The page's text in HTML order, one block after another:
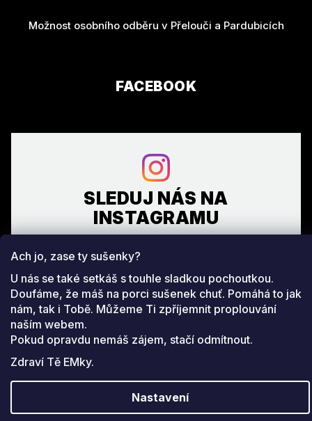
Ach jo, zase ty sušenky?
U nás se také setkáš s touhle sladkou pochoutkou.
Doufáme, že máš na porci sušenek chuť. Pomáhá to jak
nám, tak i Tobě. Můžeme Ti zpříjemnit proplouvání
naším webem.
Pokud opravdu nemáš zájem, stačí odmítnout.
Zdraví Tě EMky.
Nastavení
Možnost osobního odběru v Přelouči a Pardubicích
FACEBOOK
SLEDUJ NÁS NA
INSTAGRAMU
Facebook www.instagram.com/emeverydayfashion
Copyright 2026EM everyday fashion. Všechna práva
vyhrazena.Upravit nastavení cookies
Vytvořil Shoptet